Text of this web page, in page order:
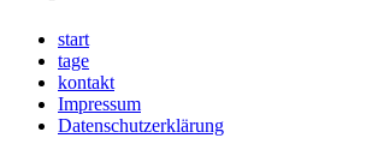
start
tage
kontakt
Impressum
Datenschutzerklärung